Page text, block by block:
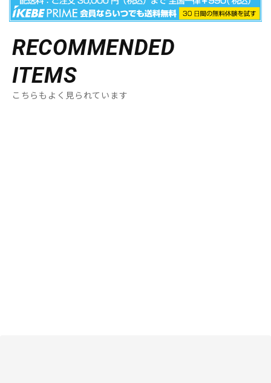
RECOMMENDED
ITEMS
こちらもよく見られています